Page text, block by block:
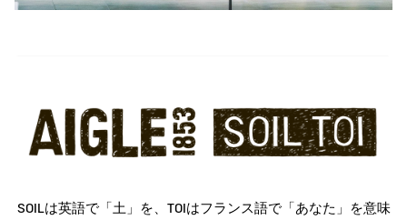
SOILは英語で「土」を、TOIはフランス語で「あなた」を意味